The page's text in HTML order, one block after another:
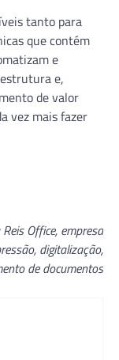
tanto para
que contém
e
e,
de valor
vez mais fazer
Office, empresa
digitalização,
de documentos